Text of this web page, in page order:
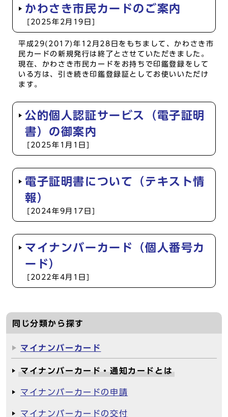
かわさき市民カードのご案内
[2025年2月19日]
平成29(2017)年12月28日をもちまして、かわさき市
民カードの新規発行は終了とさせていただきました。
現在、かわさき市民カードをお持ちで印鑑登録をして
いる方は、引き続き印鑑登録証としてお使いいただけ
ます。
公的個人認証サービス（電子証明
書）の御案内
[2025年1月1日]
電子証明書について（テキスト情
報）
[2024年9月17日]
マイナンバーカード（個人番号カ
ード）
[2022年4月1日]
同じ分類から探す
マイナンバーカード
マイナンバーカード・通知カードとは
マイナンバーカードの申請
マイナンバーカードの交付